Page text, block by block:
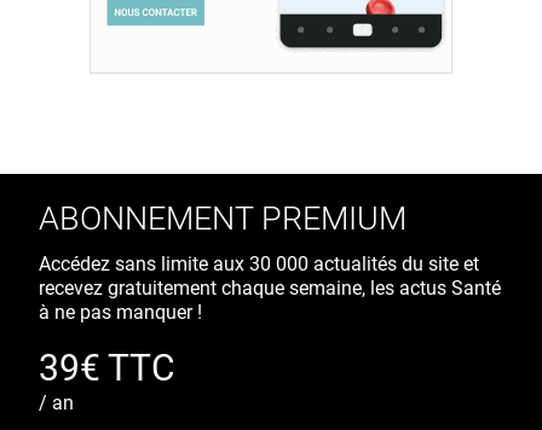
ABONNEMENT PREMIUM
Accédez sans limite aux 30 000 actualités du site et
recevez gratuitement chaque semaine, les actus Santé
à ne pas manquer !
39€ TTC
/ an